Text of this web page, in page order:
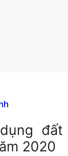
đất
2020